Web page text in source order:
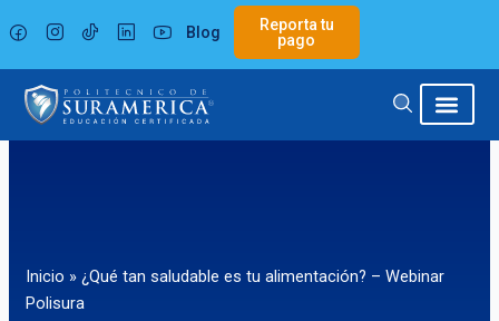
al
contenido
Blog
Reporta tu
pago
Inicio » ¿Qué tan saludable es tu alimentación? – Webinar
Polisura